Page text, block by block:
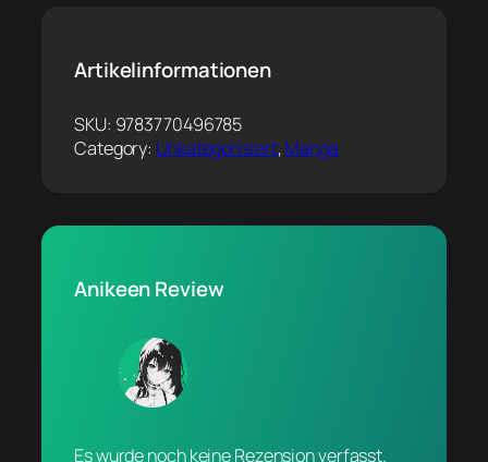
Artikelinformationen
SKU: 9783770496785
Category: Unkategorisiert, Manga
Anikeen Review
Es wurde noch keine Rezension verfasst.